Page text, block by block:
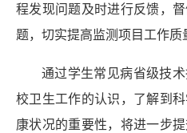
程发现问题及时进行反馈，
题，切实提高监测项目工作质
通过学生常见病省级技
校卫生工作的认识，了解到
康状况的重要性，将进一步